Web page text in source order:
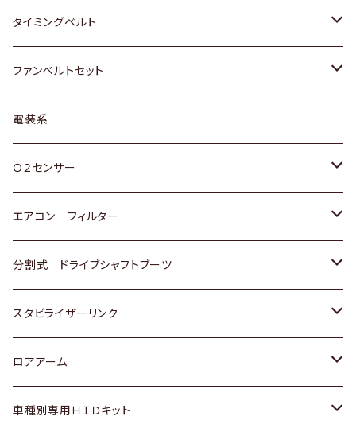
三菱
スバル
日野
クライスラー
ダイハツ
マツダ
三菱
スバル
ホンダ
マツダ
スズキ
ダイハツ
マツダ
三菱
スバル
ホンダ
スズキ
日産
ダイハツ
マツダ
三菱
スバル
タイミングベルト
トヨタ
スズキ
ダイハツ
三菱
スバル
ファンベルトセット
トヨタ
ホンダ
スズキ
日産
いすゞ
ダイハツ
マツダ
電装系
Ｏ２センサー
トヨタ
ホンダ
スズキ
日産
ダイハツ
エアコン フィルター
トヨタ
ホンダ
スズキ
日産
分割式 ドライブシャフトブーツ
トヨタ
ホンダ
スズキ
スタビライザーリンク
トヨタ
ホンダ
ロアアーム
ホンダ
車種別専用ＨＩＤキット